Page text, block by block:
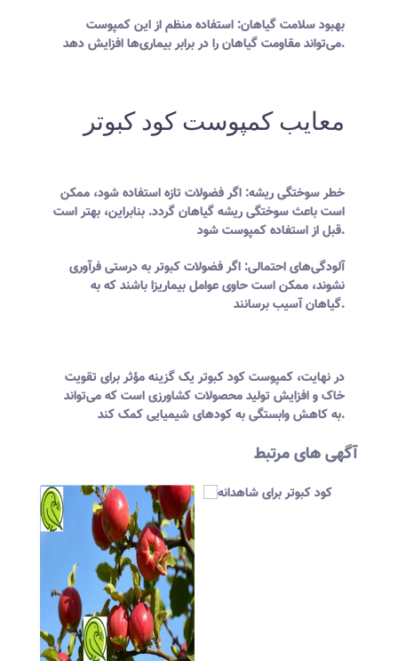
بهبود سلامت گیاهان: استفاده منظم از این کمپوست
می‌تواند مقاومت گیاهان را در برابر بیماری‌ها افزایش دهد.
معایب کمپوست کود کبوتر
خطر سوختگی ریشه: اگر فضولات تازه استفاده شود، ممکن
است باعث سوختگی ریشه گیاهان گردد. بنابراین، بهتر است
قبل از استفاده کمپوست شود.
آلودگی‌های احتمالی: اگر فضولات کبوتر به درستی فرآوری
نشوند، ممکن است حاوی عوامل بیماریزا باشند که به
گیاهان آسیب برسانند.
در نهایت، کمپوست کود کبوتر یک گزینه مؤثر برای تقویت
خاک و افزایش تولید محصولات کشاورزی است که می‌تواند
به کاهش وابستگی به کودهای شیمیایی کمک کند.
آگهی های مرتبط